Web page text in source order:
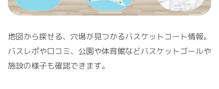
地図から探せる、穴場が見つかるバスケットコート情報。
バスレポや口コミ、公園や体育館などバスケットゴールや
施設の様子も確認できます。